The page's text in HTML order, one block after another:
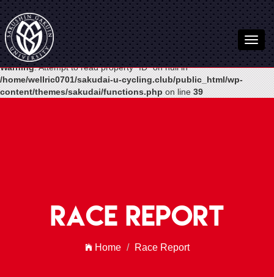
Warning: Undefined variable $post in/home/wellric0701/sakudai-u-
cycling.club/public_html/wp-
content/themes/sakudai/functions.phpon line 54
Warning: Attempt to read property "ID" on null in
/home/wellric0701/sakudai-u-cycling.club/public_html/wp-
content/themes/sakudai/functions.php on line 39
Race Report
Home Race Report